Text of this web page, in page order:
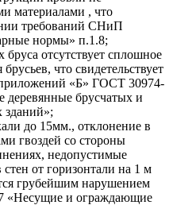
материалами , что
требований СНиП
нормы» п.1.8;
отсутствует сплошное
что свидетельствует
«Б» ГОСТ 30974-
деревянные брусчатых и
зданий»;
до 15мм., отклонение в
гвоздей со стороны
недопустимые
от горизонтали на 1 м
грубейшим нарушением
«Несущие и ограждающие